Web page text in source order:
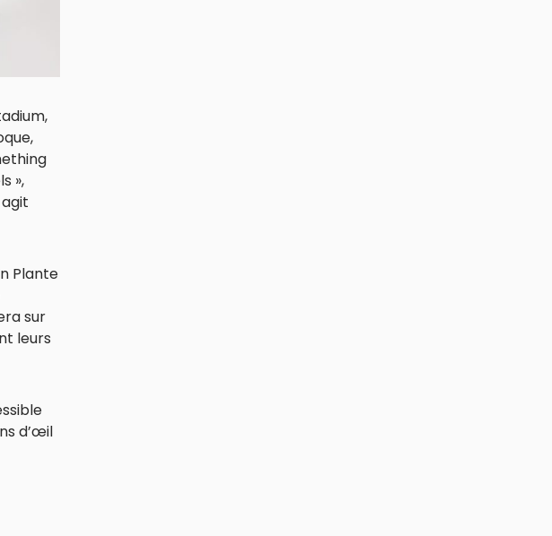
»,
Plante
sur
leurs
d’œil